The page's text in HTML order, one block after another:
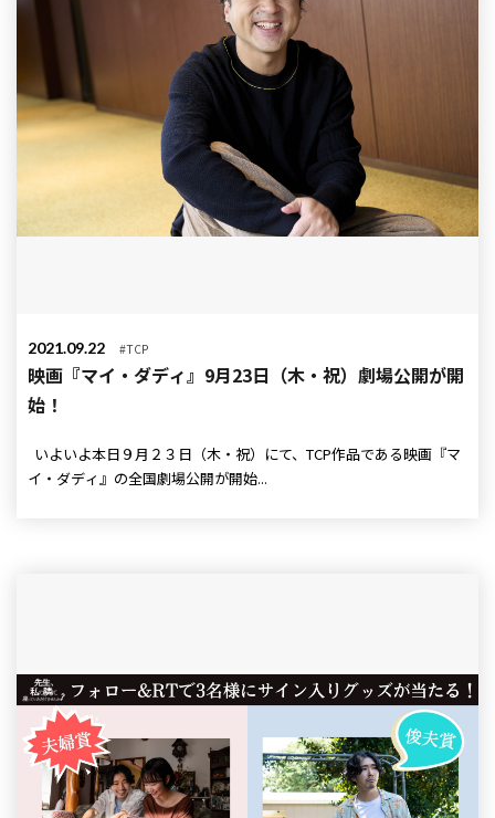
2021.09.22 #TCP
映画『マイ・ダディ』9月23日（木・祝）劇場公開が開
始！
イ・ダディ』の全国劇場公開が開始...